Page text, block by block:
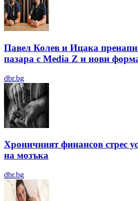
Павел Колев и Ицака
пазара с Media Z и нови
dbr.bg
Хроничният финансов стрес
на мозъка
dbr.bg